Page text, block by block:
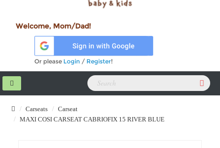
Welcome, Mom/Dad!
Or please Login / Register!
Carseats
Carseat
MAXI COSI CARSEAT CABRIOFIX 15 RIVER BLUE